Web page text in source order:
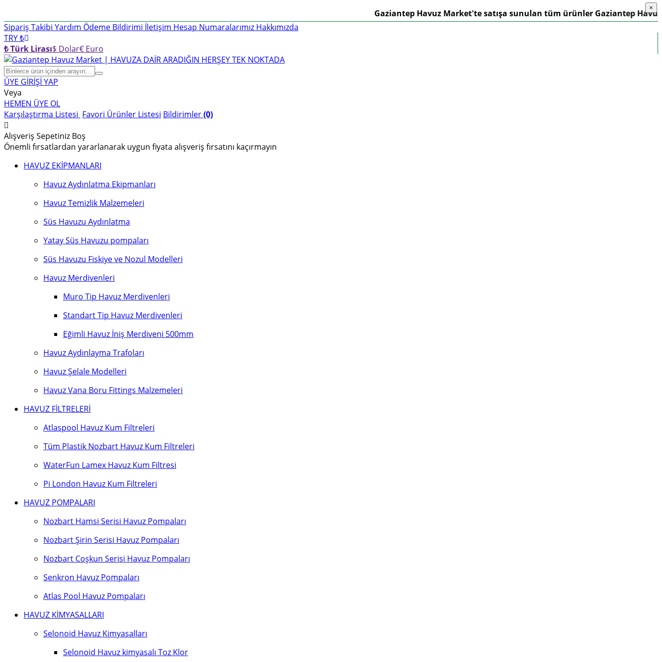
Gaziantep Havuz Market'te satışa sunulan tüm ürünler Gaziantep
Sipariş Takibi Yardım Ödeme Bildirimi İletişim Hesap Numaralarımız Hakkımızda
TRY ₺
₺ Türk Lirası$ Dolar€ Euro
ÜYE GİRİŞİ YAP
Veya
HEMEN ÜYE OL
Karşılaştırma Listesi Favori Ürünler Listesi Bildirimler(0)
Alışveriş Sepetiniz Boş
Önemli fırsatlardan yararlanarak uygun fiyata alışveriş fırsatını kaçırmayın
HAVUZ EKİPMANLARI
Havuz Aydınlatma Ekipmanları
Havuz Temizlik Malzemeleri
Süs Havuzu Aydınlatma
Yatay Süs Havuzu pompaları
Süs Havuzu Fiskiye ve Nozul Modelleri
Havuz Merdivenleri
Muro Tip Havuz Merdivenleri
Standart Tip Havuz Merdivenleri
Eğimli Havuz İniş Merdiveni 500mm
Havuz Aydınlayma Trafoları
Havuz Şelale Modelleri
Havuz Vana Boru Fittings Malzemeleri
HAVUZ FİLTRELERİ
Atlaspool Havuz Kum Filtreleri
Tüm Plastik Nozbart Havuz Kum Filtreleri
WaterFun Lamex Havuz Kum Filtresi
Pi London Havuz Kum Filtreleri
HAVUZ POMPALARI
Nozbart Hamsi Serisi Havuz Pompaları
Nozbart Şirin Serisi Havuz Pompaları
Nozbart Coşkun Serisi Havuz Pompaları
Senkron Havuz Pompaları
Atlas Pool Havuz Pompaları
HAVUZ KİMYASALLARI
Selonoid Havuz Kimyasalları
Selonoid Havuz kimyasalı Toz Klor
×
×